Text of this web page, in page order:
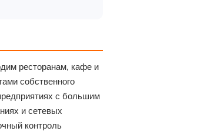
ресторанам, кафе и
собственного
с большим
и сетевых
контроль